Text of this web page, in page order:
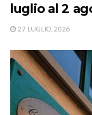
luglio al 2
27 LUGLIO, 2026